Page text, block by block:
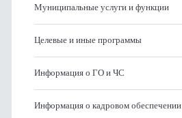
Муниципальные услуги и функции
Целевые и иные программы
Информация о ГО и ЧС
Информация о кадровом обеспечении